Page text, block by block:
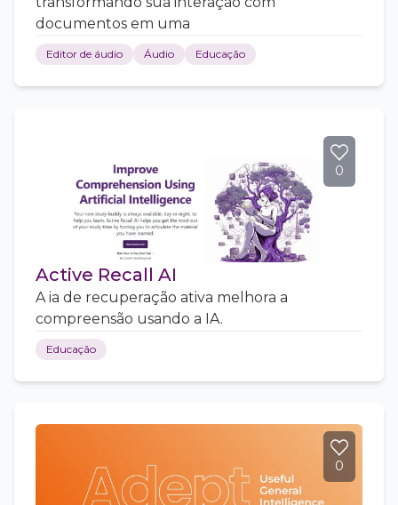
documentos em uma
Editor de áudio Áudio Educação
0
Active Recall AI
A ia de recuperação ativa melhora a
compreensão usando a IA.
Educação
0